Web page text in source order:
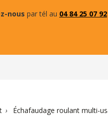
nous par tél au 04 84 25 07 92
› Échafaudage roulant multi-